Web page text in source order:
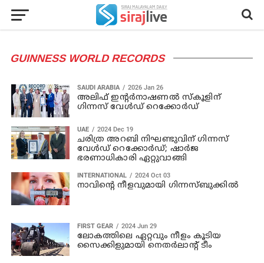
GUINNESS WORLD RECORDS
SAUDI ARABIA 2026 Jan 26
അലിഫ് ഇന്റർനാഷണൽ സ്കൂളിന്
ഗിന്നസ് വേൾഡ് റെക്കോർഡ്
UAE 2024 Dec 19
ചരിത്ര അറബി നിഘണ്ടുവിന് ഗിന്നസ്
വേള്‍ഡ് റെക്കോര്‍ഡ്; ഷാര്‍ജ
ഭരണാധികാരി ഏറ്റുവാങ്ങി
INTERNATIONAL 2024 Oct 03
നാവിന്റെ നീളവുമായി ഗിന്നസ്ബുക്കില്‍
FIRST GEAR 2024 Jun 29
ലോകത്തിലെ ഏറ്റവും നീളം കൂടിയ
സൈക്കിളുമായി നെതര്‍ലാന്റ് ടീം